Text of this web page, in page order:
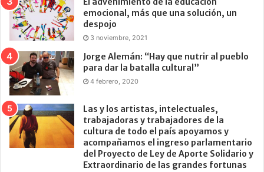
emocional, más que una solución, un
despojo
3 noviembre, 2021
Jorge Alemán: “Hay que nutrir al pueblo
para dar la batalla cultural”
4 febrero, 2020
Las y los artistas, intelectuales,
trabajadoras y trabajadores de la
cultura de todo el país apoyamos y
acompañamos el ingreso parlamentario
del Proyecto de Ley de Aporte Solidario y
Extraordinario de las grandes fortunas